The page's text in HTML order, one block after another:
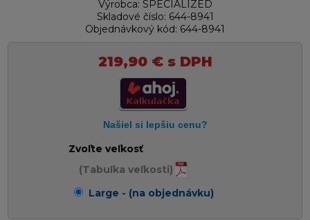
Výrobca: SPECIALIZED
Skladové číslo: 644-8941
Objednávkový kód: 644-8941
219,90 €s DPH
Zvoľte veľkosť
(Tabuľka veľkosti)
Large - (na objednávku)